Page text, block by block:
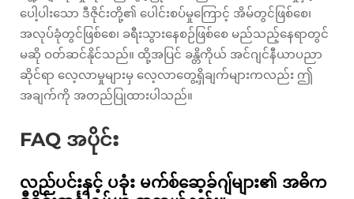
ပေါ့ပါးသော ဒီဇိုင်းတို့၏ ပေါင်းစပ်မှုကြောင့် အိမ်တွင်ဖြစ်စေ၊
အလုပ်ခုံတွင်ဖြစ်စေ၊ ခရီးသွားနေစဉ်ဖြစ်စေ မည်သည့်နေရာတွင်
မဆို ဝတ်ဆင်နိုင်သည်။ ထို့အပြင် ခန္တိကိုယ် အင်ဂျင်နီယာပညာ
ဆိုင်ရာ လေ့လာမှုများမှ လေ့လာတွေ့ရှိချက်များကလည်း ဤ
အချက်ကို အတည်ပြုထားပါသည်။
FAQ အပိုင်း
လည်ပင်းနှင့် ပခုံး မက်စ်ဆေ့ခ်ဂျ်များ၏ အဓိက